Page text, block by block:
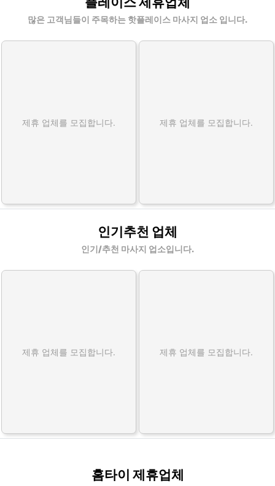
많은 고객님들이 주목하는 핫플레이스 마사지 업소 입니다.
제휴 업체를 모집합니다. 제휴 업체를 모집합니다.
인기추천 업체
인기/추천 마사지 업소입니다.
제휴 업체를 모집합니다. 제휴 업체를 모집합니다.
홈타이 제휴업체